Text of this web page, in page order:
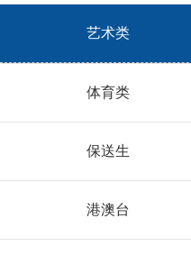
艺术类
体育类
保送生
港澳台